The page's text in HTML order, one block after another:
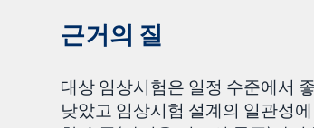
근거의 질
대상 임상시험은 일정 수준에서
낮았고 임상시험 설계의 일관성